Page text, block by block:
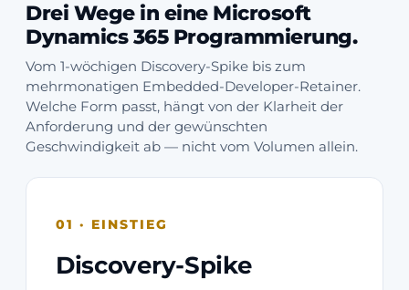
Drei Wege in eine Microsoft
Dynamics 365 Programmierung.
Vom 1-wöchigen Discovery-Spike bis zum
mehrmonatigen Embedded-Developer-Retainer.
Welche Form passt, hängt von der Klarheit der
Anforderung und der gewünschten
Geschwindigkeit ab — nicht vom Volumen allein.
01 · EINSTIEG
Discovery-Spike